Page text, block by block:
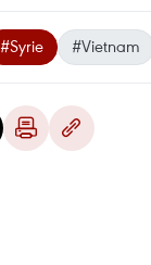
#Syrie #Vietnam